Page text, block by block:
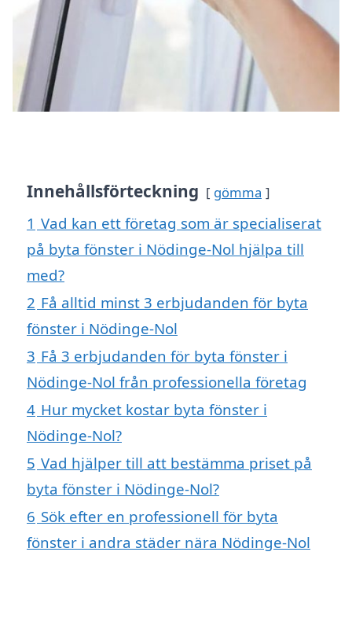
Innehållsförteckning gömma
1 Vad kan ett företag som är specialiserat
på byta fönster i Nödinge-Nol hjälpa till
med?
2 Få alltid minst 3 erbjudanden för byta
fönster i Nödinge-Nol
3 Få 3 erbjudanden för byta fönster i
Nödinge-Nol från professionella företag
4 Hur mycket kostar byta fönster i
Nödinge-Nol?
5 Vad hjälper till att bestämma priset på
byta fönster i Nödinge-Nol?
6 Sök efter en professionell för byta
fönster i andra städer nära Nödinge-Nol